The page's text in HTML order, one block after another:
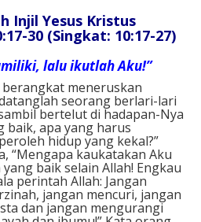
Injil Yesus Kristus
30 (Singkat: 10:17-27)
lalu ikutlah Aku!”
berangkat meneruskan
seorang berlari-lari
bertelut di hadapan-Nya
baik, apa yang harus
hidup yang kekal?”
“Mengapa kaukatakan Aku
baik selain Allah! Engkau
perintah Allah: Jangan
jangan mencuri, jangan
dan jangan mengurangi